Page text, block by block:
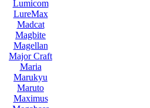
Lumicom
LureMax
Madcat
Magbite
Magellan
Major Craft
Maria
Marukyu
Maruto
Maximus